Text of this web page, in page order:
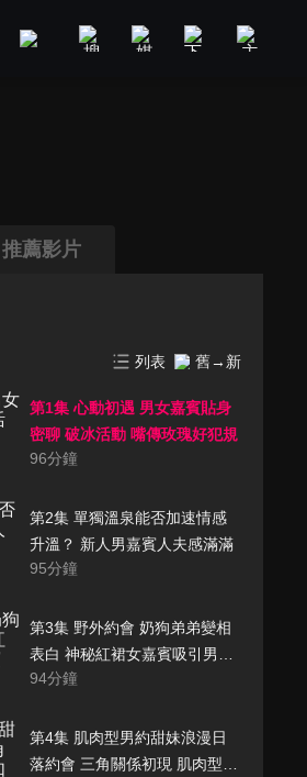
美食旅遊 新聞政論
推薦影片
列表 舊→新
第1集 心動初遇 男女嘉賓貼身
密聊 破冰活動 嘴傳玫瑰好犯規
96分鐘
第2集 單獨溫泉能否加速情感
升溫？ 新人男嘉賓人夫感滿滿
95分鐘
第3集 野外約會 奶狗弟弟變相
表白 神秘紅裙女嘉賓吸引男嘉
賓
94分鐘
第4集 肌肉型男約甜妹浪漫日
落約會 三角關係初現 肌肉型男